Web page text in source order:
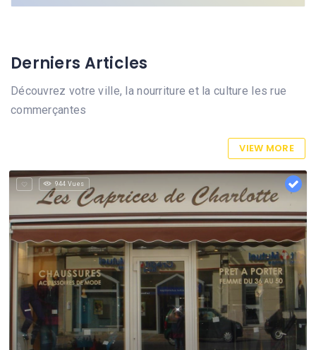
Derniers Articles
Découvrez votre ville, la nourriture et la culture les rue
commerçantes
VIEW MORE
944 Vues